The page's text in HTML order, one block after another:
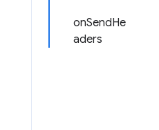
onSendHe
aders